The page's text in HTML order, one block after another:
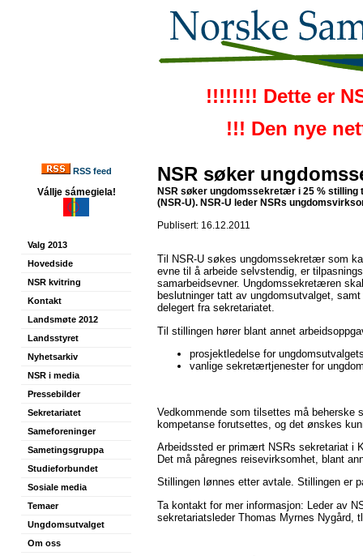
!!!!!!!! Dette er
!!! Den nye
RSS feed
Vállje sámegiela!
Valg 2013
Hovedside
NSR kvitring
Kontakt
Landsmøte 2012
Landsstyret
Nyhetsarkiv
NSR i media
Pressebilder
Sekretariatet
Sameforeninger
Sametingsgruppa
Studieforbundet
Sosiale media
Temaer
Ungdomsutvalget
Om oss
NSR søker
NSR søker ungdomssekretær i 25 % stilling
(NSR-U). NSR-U leder NSRs
Publisert: 16.12.2011
Til NSR-U søkes ungdomssekretær som
evne til å arbeide selvstendig, er
samarbeidsevner. Ungdomssekretæren
beslutninger tatt av ungdomsutvalget,
delegert fra sekretariatet.
Til stillingen hører blant annet
prosjektledelse for
vanlige sekretærtjenester for
Vedkommende som tilsettes må beherske
kompetanse forutsettes, og det ønskes
Arbeidssted er primært NSRs sekretariat i
Det må påregnes reisevirksomhet, blant
Stillingen lønnes etter avtale. Stillingen er
Ta kontakt for mer informasjon: Leder av
sekretariatsleder Thomas Myrnes Nygård,